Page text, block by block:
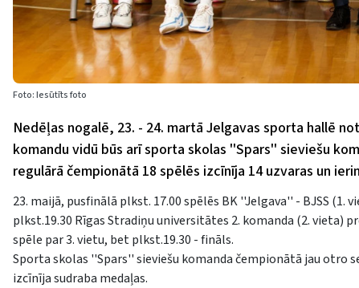
Foto: Iesūtīts foto
Nedēļas nogalē, 23. - 24. martā Jelgavas sporta hallē
komandu vidū būs arī sporta skolas ''Spars'' sieviešu
regulārā čempionātā 18 spēlēs izcīnīja 14 uzvaras un
23. maijā, pusfinālā plkst. 17.00 spēlēs BK ''Jelgava'' - BJSS
plkst.19.30 Rīgas Stradiņu universitātes 2. komanda (2. vieta)
spēle par 3. vietu, bet plkst.19.30 - fināls.
Sporta skolas ''Spars'' sieviešu komanda čempionātā jau otro
izcīnīja sudraba medaļas.